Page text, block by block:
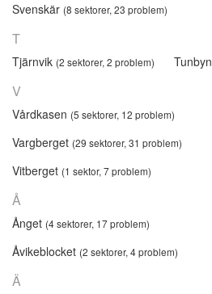
Svenskär (8 sektorer, 23 problem)
T
Tjärnvik (2 sektorer, 2 problem) Tunbyn
V
Vårdkasen (5 sektorer, 12 problem)
Vargberget (29 sektorer, 31 problem)
Vitberget (1 sektor, 7 problem)
Å
Ånget (4 sektorer, 17 problem)
Åvikeblocket (2 sektorer, 4 problem)
Ä